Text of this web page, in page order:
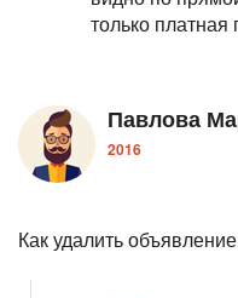
только платная
Павлова
2016
Как удалить